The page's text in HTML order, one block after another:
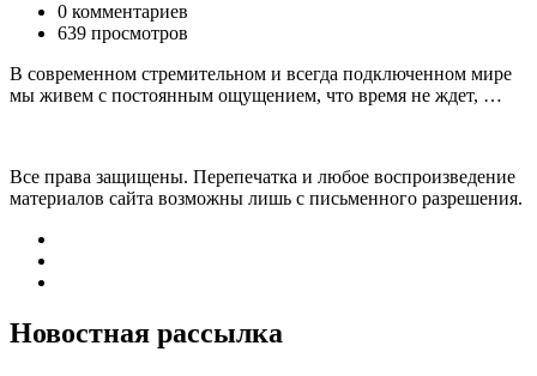
0 комментариев
639 просмотров
В современном стремительном и всегда подключенном мире
мы живем с постоянным ощущением, что время не ждет, …
Все права защищены. Перепечатка и любое воспроизведение
материалов сайта возможны лишь с письменного разрешения.
Новостная рассылка